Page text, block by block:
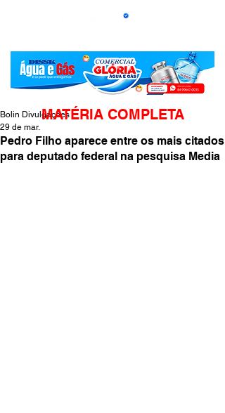
Pedro Filho aparece entre os mais citados
para deputado federal na pesquisa Media
Bolin Divulgações
29 de mar.
MATÉRIA COMPLETA